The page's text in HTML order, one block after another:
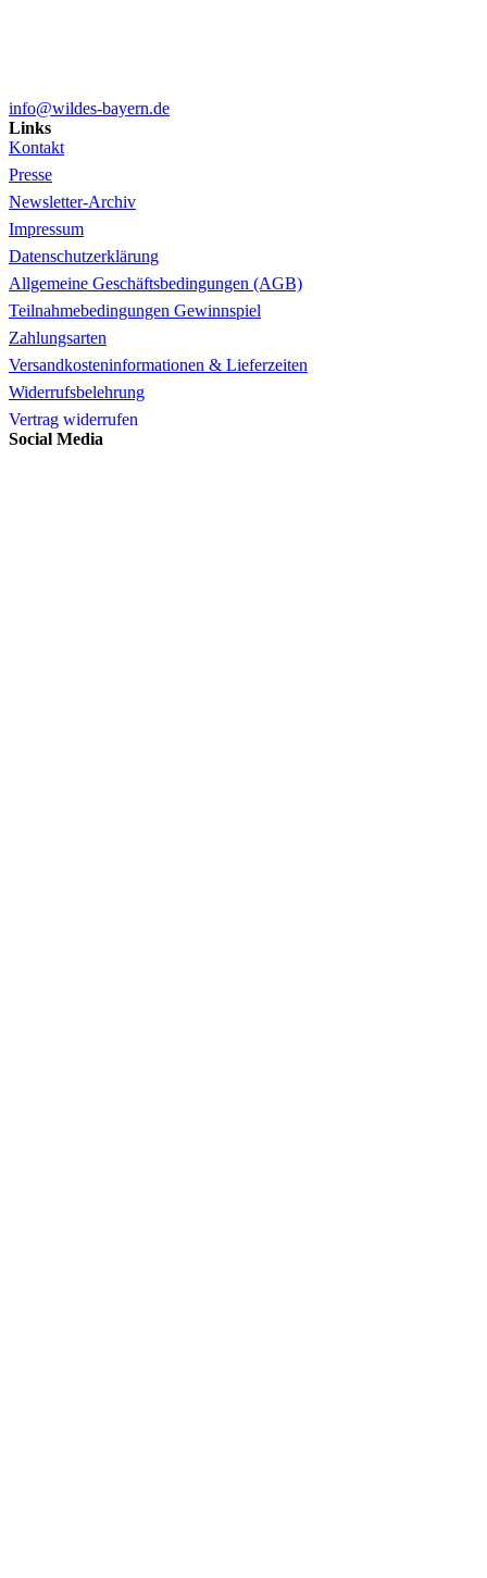
info@wildes-bayern.de
Links
Kontakt
Presse
Newsletter-Archiv
Impressum
Datenschutzerklärung
Allgemeine Geschäftsbedingungen (AGB)
Teilnahmebedingungen Gewinnspiel
Zahlungsarten
Versandkosteninformationen & Lieferzeiten
Widerrufsbelehrung
Vertrag widerrufen
Social Media